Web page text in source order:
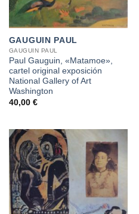
GAUGUIN PAUL
GAUGUIN PAUL
Paul Gauguin, «Matamoe»,
cartel original exposición
National Gallery of Art
Washington
40,00 €